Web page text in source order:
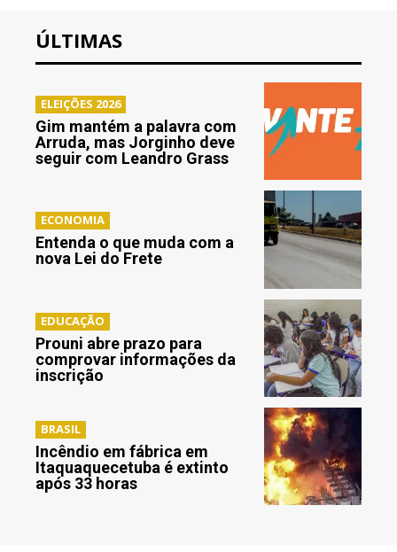
ÚLTIMAS
ELEIÇÕES 2026
Gim mantém a palavra com
Arruda, mas Jorginho deve
seguir com Leandro Grass
ECONOMIA
Entenda o que muda com a
nova Lei do Frete
EDUCAÇÃO
Prouni abre prazo para
comprovar informações da
inscrição
BRASIL
Incêndio em fábrica em
Itaquaquecetuba é extinto
após 33 horas